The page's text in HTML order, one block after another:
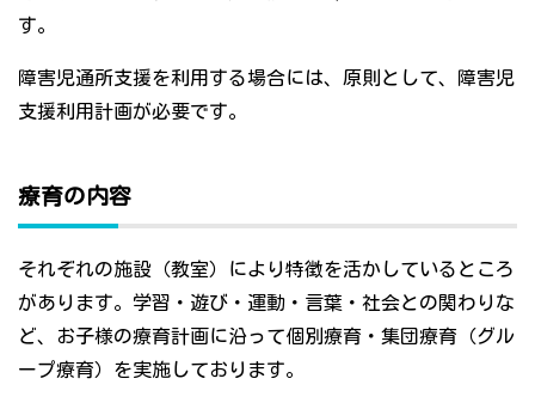
す。
障害児通所支援を利用する場合には、原則として、障害児
支援利用計画が必要です。
療育の内容
それぞれの施設（教室）により特徴を活かしているところ
があります。学習・遊び・運動・言葉・社会との関わりな
ど、お子様の療育計画に沿って個別療育・集団療育（グル
ープ療育）を実施しております。